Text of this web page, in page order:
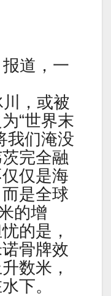
道，一
川，或被
“世界末
我们淹没
完全融
仅是海
是全球
的增
的是，
骨牌效
数米，
下。